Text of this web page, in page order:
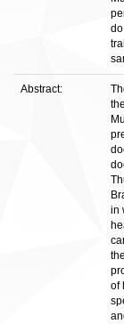
Abstract:
in
of